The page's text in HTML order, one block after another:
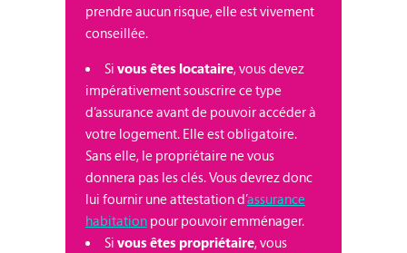
prendre aucun risque, elle est vivement
conseillée.
Si vous êtes locataire, vous devez
impérativement souscrire ce type
d’assurance avant de pouvoir accéder à
votre logement. Elle est obligatoire.
Sans elle, le propriétaire ne vous
donnera pas les clés. Vous devrez donc
lui fournir une attestation d’assurance
habitationpour pouvoir emménager.
Si vous êtes propriétaire, vous